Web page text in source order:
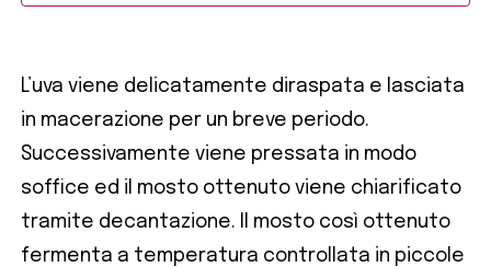
L’uva viene delicatamente diraspata e lasciata
in macerazione per un breve periodo.
Successivamente viene pressata in modo
soffice ed il mosto ottenuto viene chiarificato
tramite decantazione. Il mosto così ottenuto
fermenta a temperatura controllata in piccole